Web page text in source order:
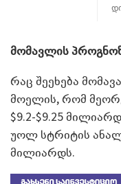
მომავლის
რაც შეეხება
მოელის, რომ
$9.2-$9.25
უოლ სტრიტის
მილიარდს.